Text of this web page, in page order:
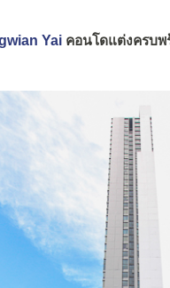
Yai คอนโดแต่งครบพ